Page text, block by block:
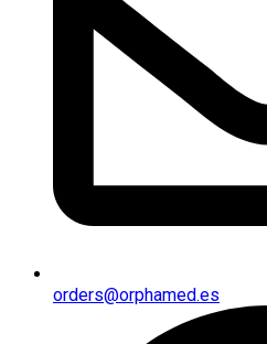
orders@orphamed.es